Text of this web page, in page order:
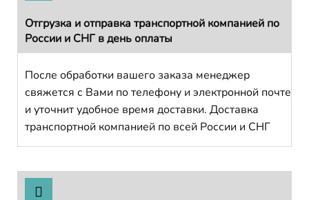
Отгрузка и отправка транспортной компанией по
России и СНГ в день оплаты
После обработки вашего заказа менеджер
свяжется с Вами по телефону и электронной почте
и уточнит удобное время доставки. Доставка
транспортной компанией по всей России и СНГ